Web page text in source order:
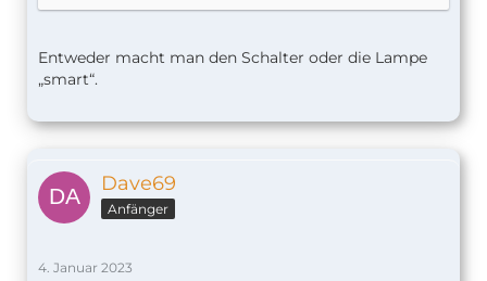
Entweder macht man den Schalter oder die Lampe
„smart“.
Dave69
Anfänger
4. Januar 2023